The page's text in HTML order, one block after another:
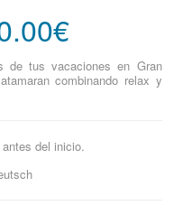
de tus vacaciones en Gran
combinando relax y
del inicio.